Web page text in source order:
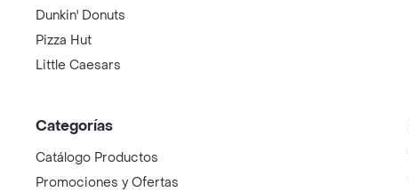
Dunkin' Donuts
Pizza Hut
Little Caesars
Categorías
Catálogo Productos
Promociones y Ofertas